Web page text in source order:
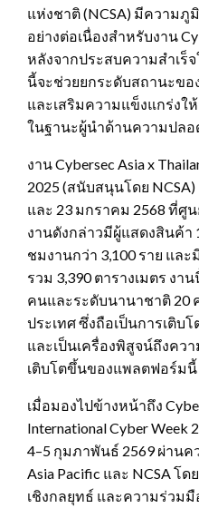
แห่งชาติ (NCSA) มีความ
อย่างต่อเนื่องสำหรับงาน
หลังจากประสบความสำเร็
นี้จะช่วยยกระดับสถานะขอ
และเสริมความแข็งแกร่งใ
ในฐานะผู้นำด้านความปล
งาน Cybersec Asia x
2025 (สนับสนุนโดย
และ 23 มกราคม 2568 ที่ศู
งานดังกล่าวมีผู้แสดงสินค้า
ชมงานกว่า 3,100 ราย แล
รวม 3,390 ตารางเมตร ง
คนและระดับนานาชาติ 20
ประเทศ ซึ่งถือเป็นการเติบ
และเป็นเครื่องพิสูจน์ถึงคว
เติบโตขึ้นของแพลตฟอร์มนี้
เมื่อมองไปข้างหน้าถึง
International Cyber
4–5 กุมภาพันธ์ 2569 ผ่าน
Asia Pacific และ NCSA โ
เชิงกลยุทธ์ และความร่วม